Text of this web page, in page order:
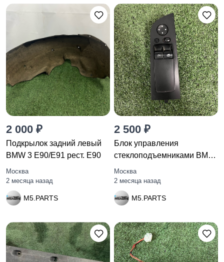
2 000 ₽
Подкрылок задний левый
BMW 3 E90/E91 рест. E90
Москва
2 месяца назад
M5.PARTS
2 500 ₽
Блок управления
стеклоподъемниками BMW
3
Москва
2 месяца назад
M5.PARTS